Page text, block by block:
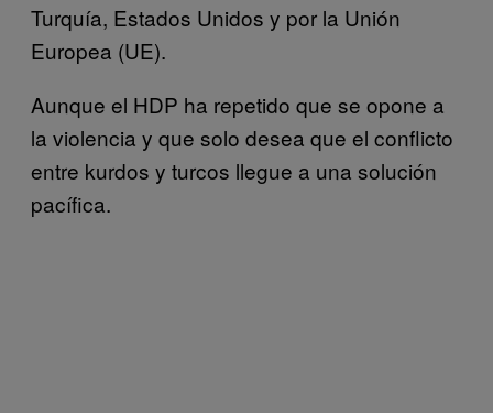
Turquía, Estados Unidos y por la Unión
Europea (UE).
Aunque el HDP ha repetido que se opone a
la violencia y que solo desea que el conflicto
entre kurdos y turcos llegue a una solución
pacífica.